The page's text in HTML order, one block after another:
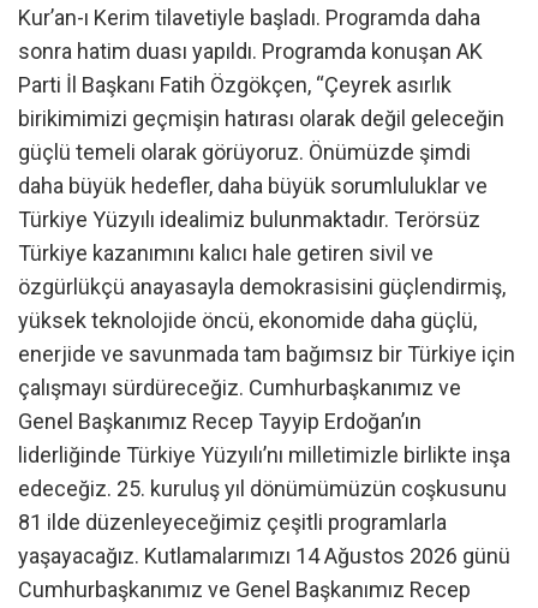
Kur’an-ı Kerim tilavetiyle başladı. Programda daha
sonra hatim duası yapıldı. Programda konuşan AK
Parti İl Başkanı Fatih Özgökçen, “Çeyrek asırlık
birikimimizi geçmişin hatırası olarak değil geleceğin
güçlü temeli olarak görüyoruz. Önümüzde şimdi
daha büyük hedefler, daha büyük sorumluluklar ve
Türkiye Yüzyılı idealimiz bulunmaktadır. Terörsüz
Türkiye kazanımını kalıcı hale getiren sivil ve
özgürlükçü anayasayla demokrasisini güçlendirmiş,
yüksek teknolojide öncü, ekonomide daha güçlü,
enerjide ve savunmada tam bağımsız bir Türkiye için
çalışmayı sürdüreceğiz. Cumhurbaşkanımız ve
Genel Başkanımız Recep Tayyip Erdoğan’ın
liderliğinde Türkiye Yüzyılı’nı milletimizle birlikte inşa
edeceğiz. 25. kuruluş yıl dönümümüzün coşkusunu
81 ilde düzenleyeceğimiz çeşitli programlarla
yaşayacağız. Kutlamalarımızı 14 Ağustos 2026 günü
Cumhurbaşkanımız ve Genel Başkanımız Recep